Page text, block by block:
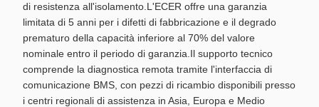
di resistenza all'isolamento.L'ECER offre una garanzia
limitata di 5 anni per i difetti di fabbricazione e il degrado
prematuro della capacità inferiore al 70% del valore
nominale entro il periodo di garanzia.Il supporto tecnico
comprende la diagnostica remota tramite l'interfaccia di
comunicazione BMS, con pezzi di ricambio disponibili presso
i centri regionali di assistenza in Asia, Europa e Medio